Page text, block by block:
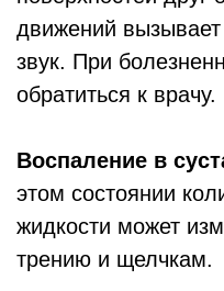
движений
звук. При
обратиться к врачу.
Воспаление в
этом состоянии
жидкости может
трению и щелчкам.